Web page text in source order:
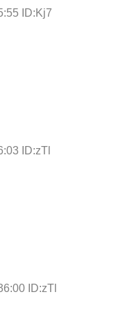
ID:Kj7
ID:zTl
ID:zTl